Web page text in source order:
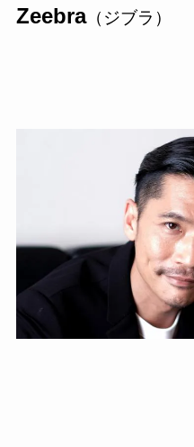
Zeebra（ジブラ）